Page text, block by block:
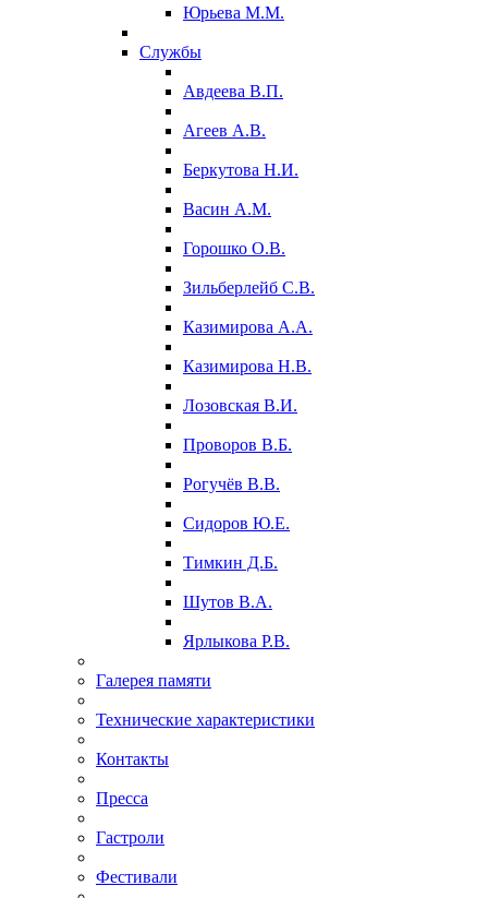
Юрьева М.М.
Службы
Авдеева В.П.
Агеев А.В.
Беркутова Н.И.
Васин А.М.
Горошко О.В.
Зильберлейб С.В.
Казимирова А.А.
Казимирова Н.В.
Лозовская В.И.
Проворов В.Б.
Рогучёв В.В.
Сидоров Ю.Е.
Тимкин Д.Б.
Шутов В.А.
Ярлыкова Р.В.
Галерея памяти
Технические характеристики
Контакты
Пресса
Гастроли
Фестивали